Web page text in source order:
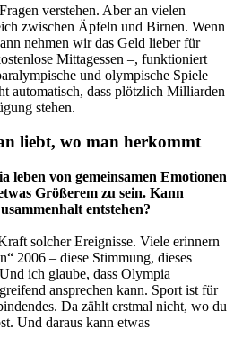
verstehen. Aber an vielen
zwischen Äpfeln und Birnen. Wenn
nehmen wir das Geld lieber für
Mittagessen –, funktioniert
und olympische Spiele
automatisch, dass plötzlich Milliarden
stehen.
liebt, wo man herkommt
leben von gemeinsamen Emotionen
Größerem zu sein. Kann
entstehen?
solcher Ereignisse. Viele erinnern
2006 – diese Stimmung, dieses
ich glaube, dass Olympia
ansprechen kann. Sport ist für
Da zählt erstmal nicht, wo du
Und daraus kann etwas